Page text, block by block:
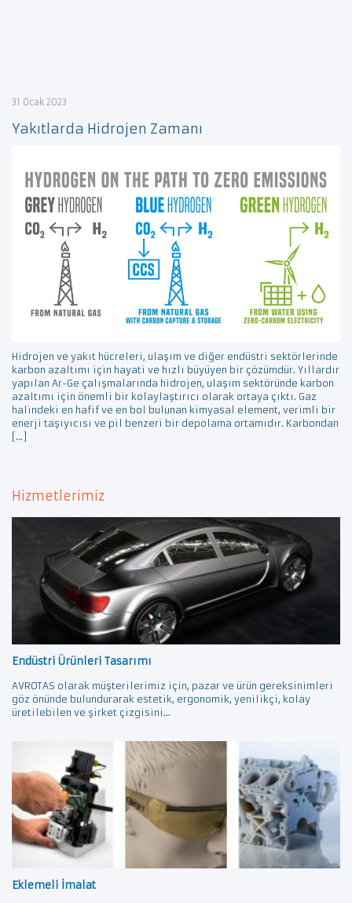
31 Ocak 2023
Yakıtlarda Hidrojen Zamanı
Hidrojen ve yakıt hücreleri, ulaşım ve diğer endüstri sektörlerinde
karbon azaltımı için hayati ve hızlı büyüyen bir çözümdür. Yıllardır
yapılan Ar-Ge çalışmalarında hidrojen, ulaşım sektöründe karbon
azaltımı için önemli bir kolaylaştırıcı olarak ortaya çıktı. Gaz
halindeki en hafif ve en bol bulunan kimyasal element, verimli bir
enerji taşıyıcısı ve pil benzeri bir depolama ortamıdır. Karbondan
[…]
Hizmetlerimiz
Endüstri Ürünleri Tasarımı
AVROTAS olarak müşterilerimiz için, pazar ve ürün gereksinimleri
göz önünde bulundurarak estetik, ergonomik, yenilikçi, kolay
üretilebilen ve şirket çizgisini...
Eklemeli İmalat